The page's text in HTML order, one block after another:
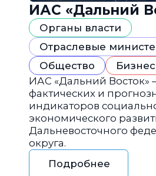
ИАС «Дальний
Органы власти
Отраслевые
Общество
Бизнес
ИАС «Дальний Восток»
фактических и
индикаторов
экономического
Дальневосточного
округа.
Подробнее